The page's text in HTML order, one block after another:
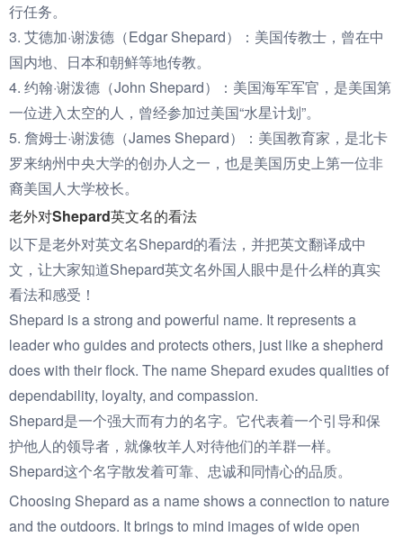
行任务。
3. 艾德加·谢泼德（Edgar Shepard）：美国传教士，曾在中
国内地、日本和朝鲜等地传教。
4. 约翰·谢泼德（John Shepard）：美国海军军官，是美国第
一位进入太空的人，曾经参加过美国“水星计划”。
5. 詹姆士·谢泼德（James Shepard）：美国教育家，是北卡
罗来纳州中央大学的创办人之一，也是美国历史上第一位非
裔美国人大学校长。
老外对Shepard英文名的看法
以下是老外对英文名Shepard的看法，并把英文翻译成中
文，让大家知道Shepard英文名外国人眼中是什么样的真实
看法和感受！
Shepard is a strong and powerful name. It represents a
leader who guides and protects others, just like a shepherd
does with their flock. The name Shepard exudes qualities of
dependability, loyalty, and compassion.
Shepard是一个强大而有力的名字。它代表着一个引导和保
护他人的领导者，就像牧羊人对待他们的羊群一样。
Shepard这个名字散发着可靠、忠诚和同情心的品质。
Choosing Shepard as a name shows a connection to nature
and the outdoors. It brings to mind images of wide open